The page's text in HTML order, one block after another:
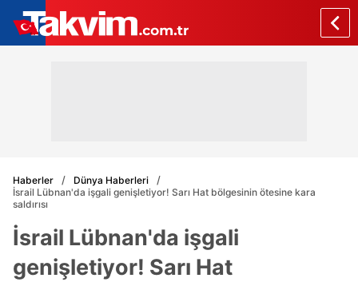
Haberler
Dünya Haberleri
İsrail Lübnan'da işgali genişletiyor! Sarı Hat bölgesinin ötesine kara
saldırısı
İsrail Lübnan'da işgali
genişletiyor! Sarı Hat